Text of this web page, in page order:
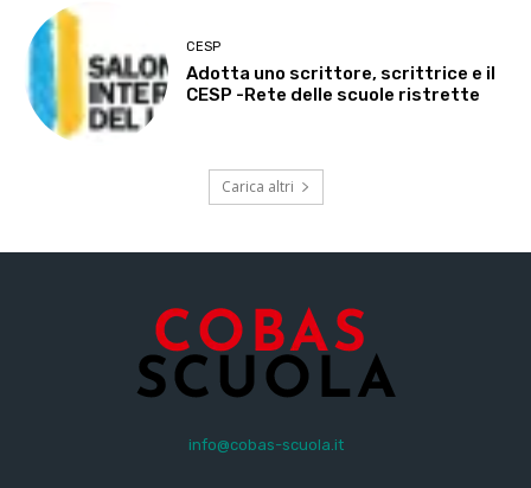
CESP
Adotta uno scrittore, scrittrice e il
CESP -Rete delle scuole ristrette
Carica altri
info@cobas-scuola.it